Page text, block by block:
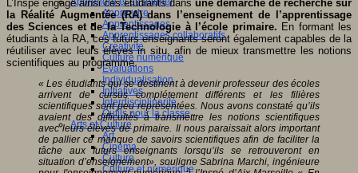
Apprendre
Apprentissages
Apprentissages collaboratifs
Créativité
Culture numérique
Evaluations
Individualisation
Initiatives
Interdisciplinarité
Outils pour la classe
Arts et Culture
Art
Cinéma
Culture
Culture et numérique
L’Inspé engage ainsi ces étudiants dans une démarche de recherche sur
la Réalité Augmentée (RA) dans l’enseignement de l’apprentissage
des Sciences et de la Technologie à l’école primaire. En formant les
étudiants à la RA, ces futurs enseignants seront également capables de la
réutiliser avec leurs élèves in situ, afin de mieux transmettre les notions
scientifiques au programme.
« Les étudiants qui se destinent à devenir professeur des écoles
arrivent de cursus complétement différents et les filières
scientifiques sont peu représentées. Nous avons constaté qu’ils
avaient des difficultés à transmettre les notions scientifiques
avec leurs élèves de primaire. Il nous paraissait alors important
de pallier ce manque de savoirs scientifiques afin de faciliter la
tâche aux futurs enseignants lorsqu’ils se retrouveront en
situation d’enseignement», souligne Sabrina Marchi, ingénieure